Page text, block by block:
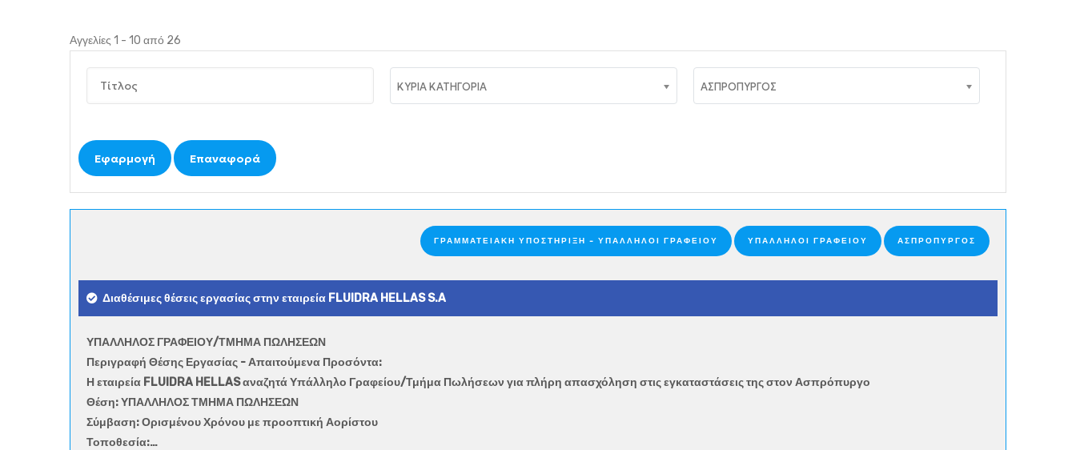
Αγγελίες 1 - 10 από 26
ΚΥΡΙΑ ΚΑΤΗΓΟΡΙΑ ΑΣΠΡΟΠΥΡΓΟΣ
ΓΡΑΜΜΑΤΕΙΑΚΉ ΥΠΟΣΤΉΡΙΞΗ - ΥΠΆΛΛΗΛΟΙ ΓΡΑΦΕΊΟΥ ΥΠΆΛΛΗΛΟΙ ΓΡΑΦΕΊΟΥ ΑΣΠΡΟΠΥΡΓΟΣ
Διαθέσιμες θέσεις εργασίας στην εταιρεία FLUIDRA HELLAS S.A
ΥΠΑΛΛΗΛΟΣ ΓΡΑΦΕΙΟΥ/ΤΜΗΜΑ ΠΩΛΗΣΕΩΝ
Περιγραφή Θέσης Εργασίας - Απαιτούμενα Προσόντα:
Η εταιρεία FLUIDRA HELLAS αναζητά Υπάλληλο Γραφείου/Τμήμα Πωλήσεων για πλήρη απασχόληση στις εγκαταστάσεις της στον Ασπρόπυργο
Θέση: ΥΠΑΛΛΗΛΟΣ ΤΜΗΜΑ ΠΩΛΗΣΕΩΝ
Σύμβαση: Ορισμένου Χρόνου με προοπτική Αορίστου
Τοποθεσία:…